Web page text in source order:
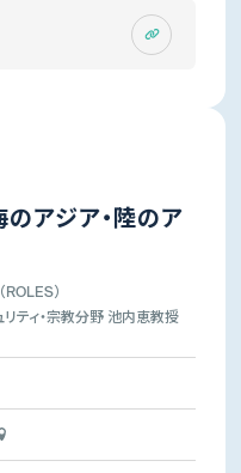
アジア・陸のア
）
ティ・宗教分野 池内恵教授